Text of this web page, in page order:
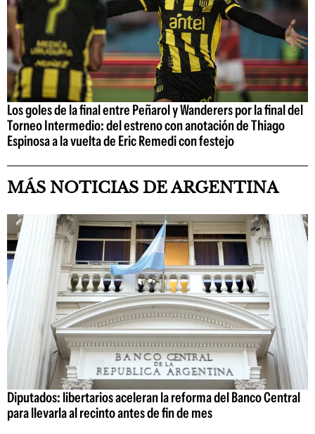
Los goles de la final entre Peñarol y Wanderers por la final del
Torneo Intermedio: del estreno con anotación de Thiago
Espinosa a la vuelta de Eric Remedi con festejo
MÁS NOTICIAS DE ARGENTINA
Diputados: libertarios aceleran la reforma del Banco Central
para llevarla al recinto antes de fin de mes